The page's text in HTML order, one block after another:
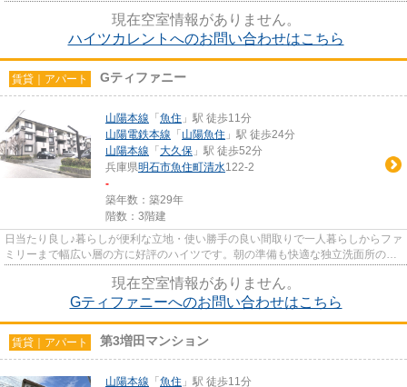
現在空室情報がありません。
ハイツカレントへのお問い合わせはこちら
賃貸｜アパート Gティファニー
山陽本線 「 魚住 」駅 徒歩11分
山陽電鉄本線 「 山陽魚住 」駅 徒歩24分
山陽本線 「 大久保 」駅 徒歩52分
兵庫県明石市魚住町清水122-2
-
築年数：築29年
階数：3階建
日当たり良し♪暮らしが便利な立地・使い勝手の良い間取りで一人暮らしからファ
ミリーまで幅広い層の方に好評のハイツです。朝の準備も快適な独立洗面所のあ
現在空室情報がありません。
Gティファニーへのお問い合わせはこちら
賃貸｜アパート 第3増田マンション
山陽本線 「 魚住 」駅 徒歩11分